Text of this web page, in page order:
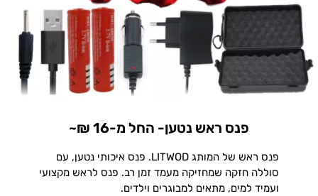
פנס ראש נטען- החל מ-16 ₪~
פנס ראש של המותג LITWOD. פנס איכותי נטען, עם
סוללה חזקה שמחזיקה מעמד זמן רב. פנס לראש מקצועי
ועמיד למים, מתאים למבוגרים וילדים.